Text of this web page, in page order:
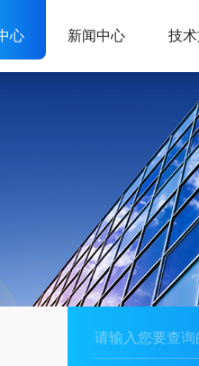
心 新闻中心 技